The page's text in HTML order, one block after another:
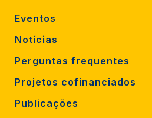
Eventos
Notícias
Perguntas frequentes
Projetos cofinanciados
Publicações